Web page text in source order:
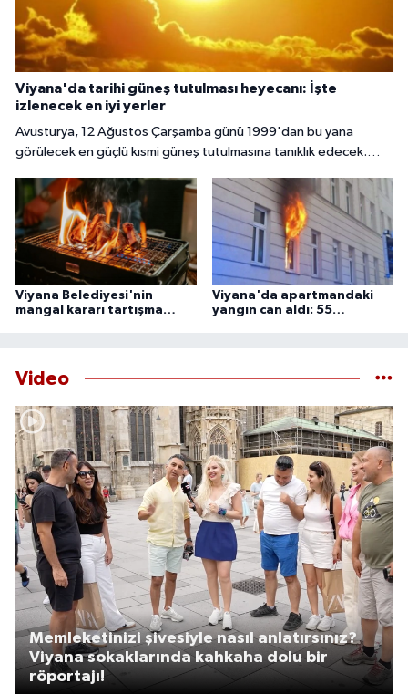
Viyana'da tarihi güneş tutulması heyecanı: İşte
izlenecek en iyi yerler
Avusturya, 12 Ağustos Çarşamba günü 1999'dan bu yana
görülecek en güçlü kısmi güneş tutulmasına tanıklık edecek.
85 ila 89'unun Ay tarafından örtüleceği bu nadir doğa olayını
izlemek için çeşitli noktalarda bir araya gelecek.
Viyana Belediyesi'nin
mangal kararı tartışma
Viyana'da apartmandaki
yangın can aldı: 55
Video
Memleketinizi şivesiyle nasıl anlatırsınız?
Viyana sokaklarında kahkaha dolu bir
röportajı!